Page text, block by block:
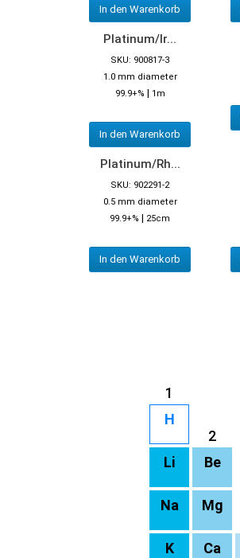
In den Warenkorb
Platinum/Ir...
SKU: 900817-3
1.0 mm diameter
99.9+% | 1m
In den Warenkorb
Platinum/Rh...
SKU: 902291-2
0.5 mm diameter
99.9+% | 25cm
In den Warenkorb
1
H
2
Li Be
Na
Mg
K Ca